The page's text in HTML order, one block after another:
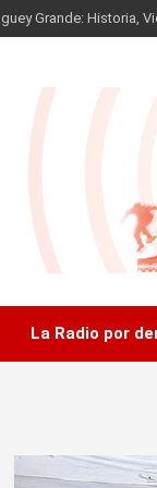
Grande: Historia,
La Radio por